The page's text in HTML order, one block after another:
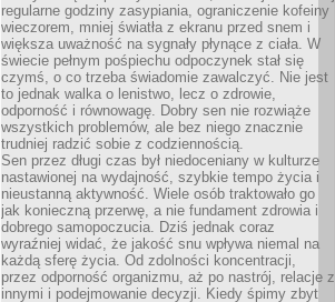
regularne godziny zasypiania, ograniczenie kofeiny
wieczorem, mniej światła z ekranu przed snem i
większa uważność na sygnały płynące z ciała. W
świecie pełnym pośpiechu odpoczynek stał się
czymś, o co trzeba świadomie zawalczyć. Nie jest
to jednak walka o lenistwo, lecz o zdrowie,
odporność i równowagę. Dobry sen nie rozwiąże
wszystkich problemów, ale bez niego znacznie
trudniej radzić sobie z codziennością.
Sen przez długi czas był niedoceniany w kulturze
nastawionej na wydajność, szybkie tempo życia i
nieustanną aktywność. Wiele osób traktowało go
jak konieczną przerwę, a nie fundament zdrowia i
dobrego samopoczucia. Dziś jednak coraz
wyraźniej widać, że jakość snu wpływa niemal na
każdą sferę życia. Od zdolności koncentracji,
przez odporność organizmu, aż po nastrój, relacje z
innymi i podejmowanie decyzji. Kiedy śpimy zbyt